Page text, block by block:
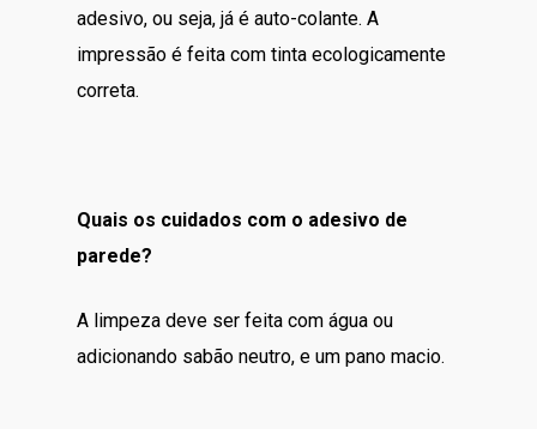
adesivo, ou seja, já é auto-colante. A
impressão é feita com tinta ecologicamente
correta.
Quais os cuidados com o adesivo de
parede?
A limpeza deve ser feita com água ou
adicionando sabão neutro, e um pano macio.